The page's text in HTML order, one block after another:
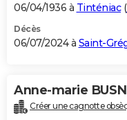
06/04/1936 à Tinténiac(
Décès
06/07/2024 à Saint-
Anne-marie
Créer une cagnotte